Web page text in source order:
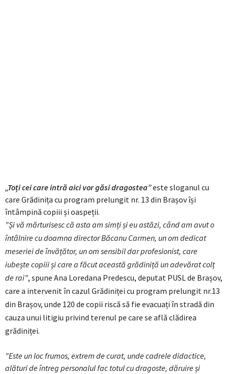
„Toți cei care intră aici vor găsi dragostea”este sloganul cu
care Grădinița cu program prelungit nr. 13 din Brașov își
întâmpină copiii și oaspeții.
”Și vă mărturisesc că asta am simți și eu astăzi, când am avut o
întâlnire cu doamna director Băcanu Carmen, un om dedicat
meseriei de învățător, un om sensibil dar profesionist, care
iubește copiii și care a făcut această grădiniță un adevărat colț
de rai”, spune Ana Loredana Predescu, deputat PUSL de Brașov,
care a intervenit în cazul Grădiniței cu program prelungit nr.13
din Brașov, unde 120 de copii riscă să fie evacuați în stradă din
cauza unui litigiu privind terenul pe care se află clădirea
grădiniței.
”Este un loc frumos, extrem de curat, unde cadrele didactice,
alături de întreg personalul fac totul cu dragoste, dăruire și